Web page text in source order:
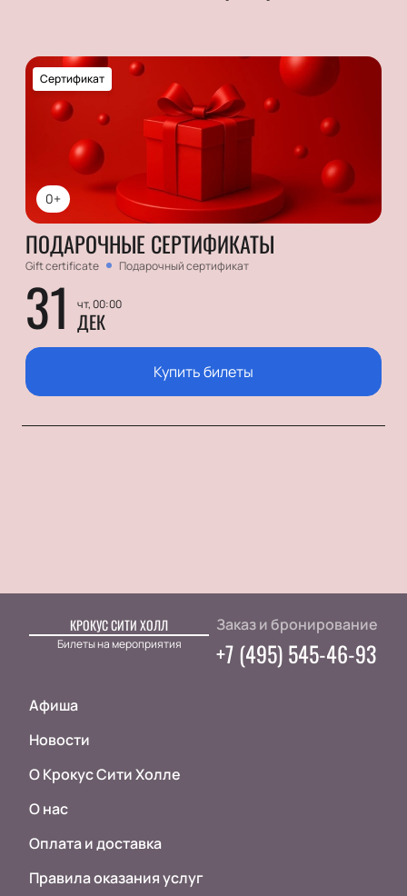
0+
Сертификат
ПОДАРОЧНЫЕ СЕРТИФИКАТЫ
Gift certificate Подарочный сертификат
31 чт, 00:00
ДЕК
Купить билеты
КРОКУС СИТИ ХОЛЛ
Билеты на мероприятия
Афиша
Новости
О Крокус Сити Холле
О нас
Оплата и доставка
Правила оказания услуг
Заказ и бронирование
+7 (495) 545-46-93